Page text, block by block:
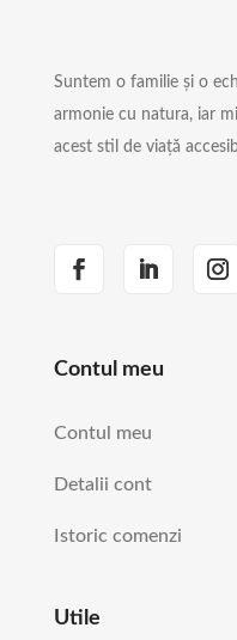
Suntem o familie și o
armonie cu natura, iar
acest stil de viață
Contul meu
Contul meu
Detalii cont
Istoric comenzi
Utile